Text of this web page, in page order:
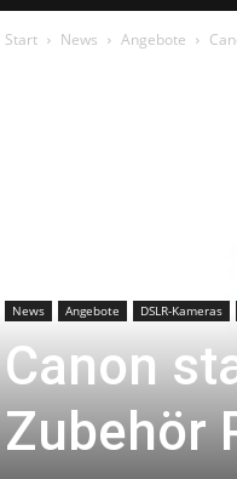
Start News Angebote
News Angebote DSLR-Kameras
Canon
Zubehör